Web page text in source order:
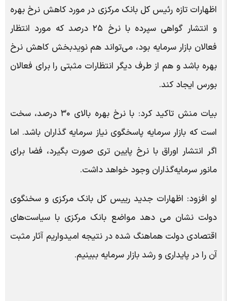
اظهارات تازه رئیس کل بانک مرکزی در مورد کاهش نرخ بهره
و انتشار گواهی سپرده با نرخ ۲۵ درصد که مورد انتظار
فعالان بازار سرمایه بود، می‌تواند هم نویدبخش کاهش نرخ
بهره باشد و هم از طرف دیگر انتظارات مثبتی را برای فعالان
بورس ایجاد کند.
بیات منش تاکید کرد: با نرخ بهره بالای ۳۰ درصد، سخت
است که بازار سرمایه پاسخگوی نیاز سرمایه گذاران باشد. اما
اگر انتشار اوراق با نرخ پایین تری صورت بگیرد، فضا برای
مانور سرمایه‌گذاران وجود خواهد داشت.
او افزود: اظهارات جدید رییس کل بانک مرکزی و سخنگوی
دولت نشان می دهد مواضع بانک مرکزی با سیاست‌های
اقتصادی دولت هماهنگ شده در نتیجه امیدواریم آثار مثبت
آن را در پایداری و رشد بازار سرمایه ببینیم.